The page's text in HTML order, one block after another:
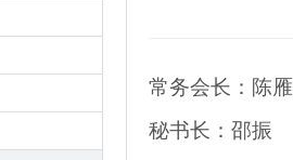
常务会长：陈雁
秘书长：邵振